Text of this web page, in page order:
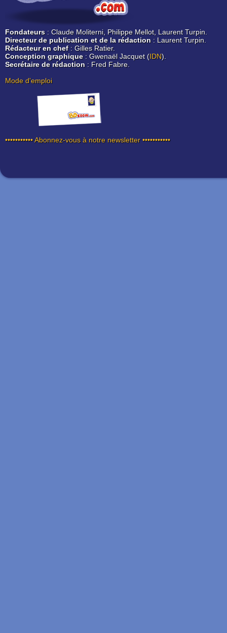
Fondateurs : Claude Moliterni, Philippe Mellot, Laurent Turpin.
Directeur de publication et de la rédaction : Laurent Turpin.
Rédacteur en chef: Gilles Ratier.
Conception graphique: Gwenaël Jacquet (IDN).
Secrétaire de rédaction : Fred Fabre.
Mode d'emploi
••••••••••• Abonnez-vous à notre newsletter •••••••••••